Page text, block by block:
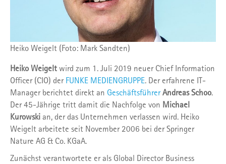
Heiko Weigelt (Foto: Mark Sandten)
Heiko Weigelt wird zum 1. Juli 2019 neuer Chief Information
Officer (CIO) derFUNKE MEDIENGRUPPE. Der erfahrene IT-
Manager berichtet direkt an GeschäftsführerAndreas Schoo.
Der 45-Jährige tritt damit die Nachfolge von Michael
Kurowski an, der das Unternehmen verlassen wird. Heiko
Weigelt arbeitete seit November 2006 bei der Springer
Nature AG & Co. KGaA.
Zunächst verantwortete er als Global Director Business